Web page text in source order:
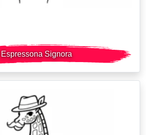
Espressona Signora